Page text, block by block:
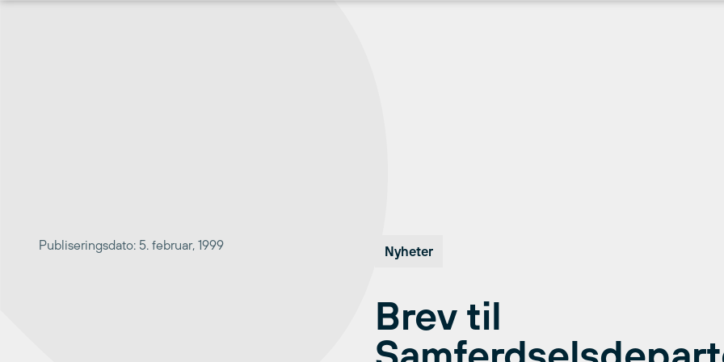
Publiseringsdato: 5. februar, 1999 Nyheter
Brev til